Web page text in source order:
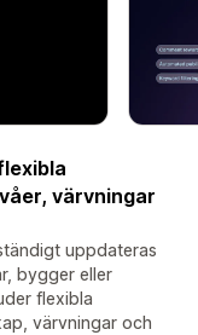
värvningar
uppdateras
bygger eller
flexibla
värvningar och